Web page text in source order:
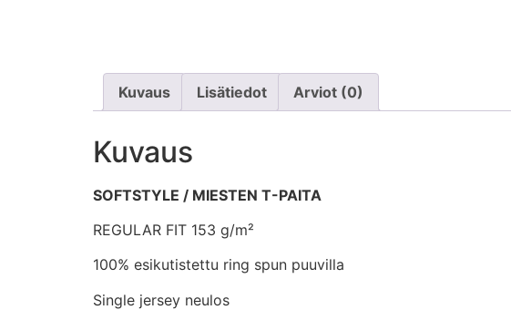
Kuvaus Lisätiedot Arviot (0)
Kuvaus
SOFTSTYLE / MIESTEN T-PAITA
REGULAR FIT 153 g/m²
100% esikutistettu ring spun puuvilla
Single jersey neulos